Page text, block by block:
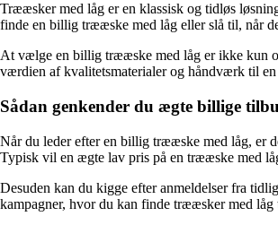
Trææsker med låg er en klassisk og tidløs
finde en billig trææske med låg eller slå til, når
At vælge en billig trææske med låg er ikke kun
værdien af kvalitetsmaterialer og håndværk til
Sådan genkender du ægte billige
Når du leder efter en billig trææske med låg, er
Typisk vil en ægte lav pris på en trææske med
Desuden kan du kigge efter anmeldelser fra
kampagner, hvor du kan finde trææsker med låg